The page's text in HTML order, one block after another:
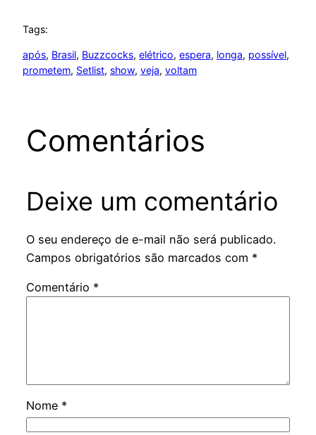
Tags:
após, Brasil, Buzzcocks, elétrico, espera, longa, possível
prometem, Setlist, show, veja, voltam
Comentários
Deixe um comentário
O seu endereço de e-mail não será publicado.
Campos obrigatórios são marcados com *
Comentário *
Nome *